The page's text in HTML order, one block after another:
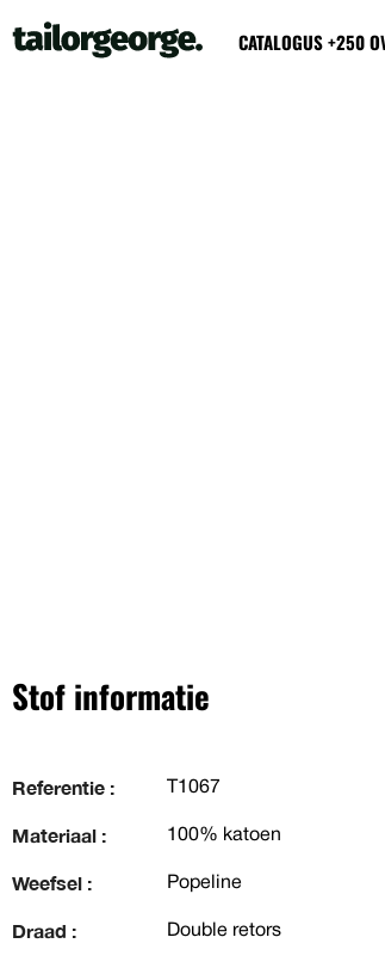
CATALOGUS +250
Stof informatie
Referentie : T1067
Materiaal : 100% katoen
Weefsel : Popeline
Draad : Double retors